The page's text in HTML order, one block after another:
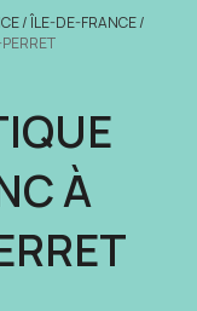
/ÎLE-DE-FRANCE/
À